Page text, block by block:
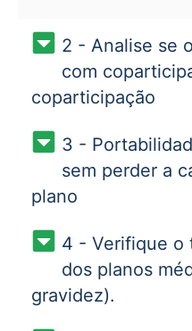
2 - Analise se
com
coparticipação
3 -
sem perder a
plano
4 - Verifique o
dos planos
gravidez).